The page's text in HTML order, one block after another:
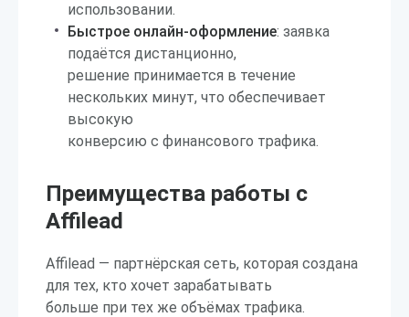
использовании.
Быстрое онлайн-оформление: заявка
подаётся дистанционно,
решение принимается в течение
нескольких минут, что обеспечивает
высокую
конверсию с финансового трафика.
Преимущества работы с
Affilead
Affilead — партнёрская сеть, которая создана
для тех, кто хочет зарабатывать
больше при тех же объёмах трафика.